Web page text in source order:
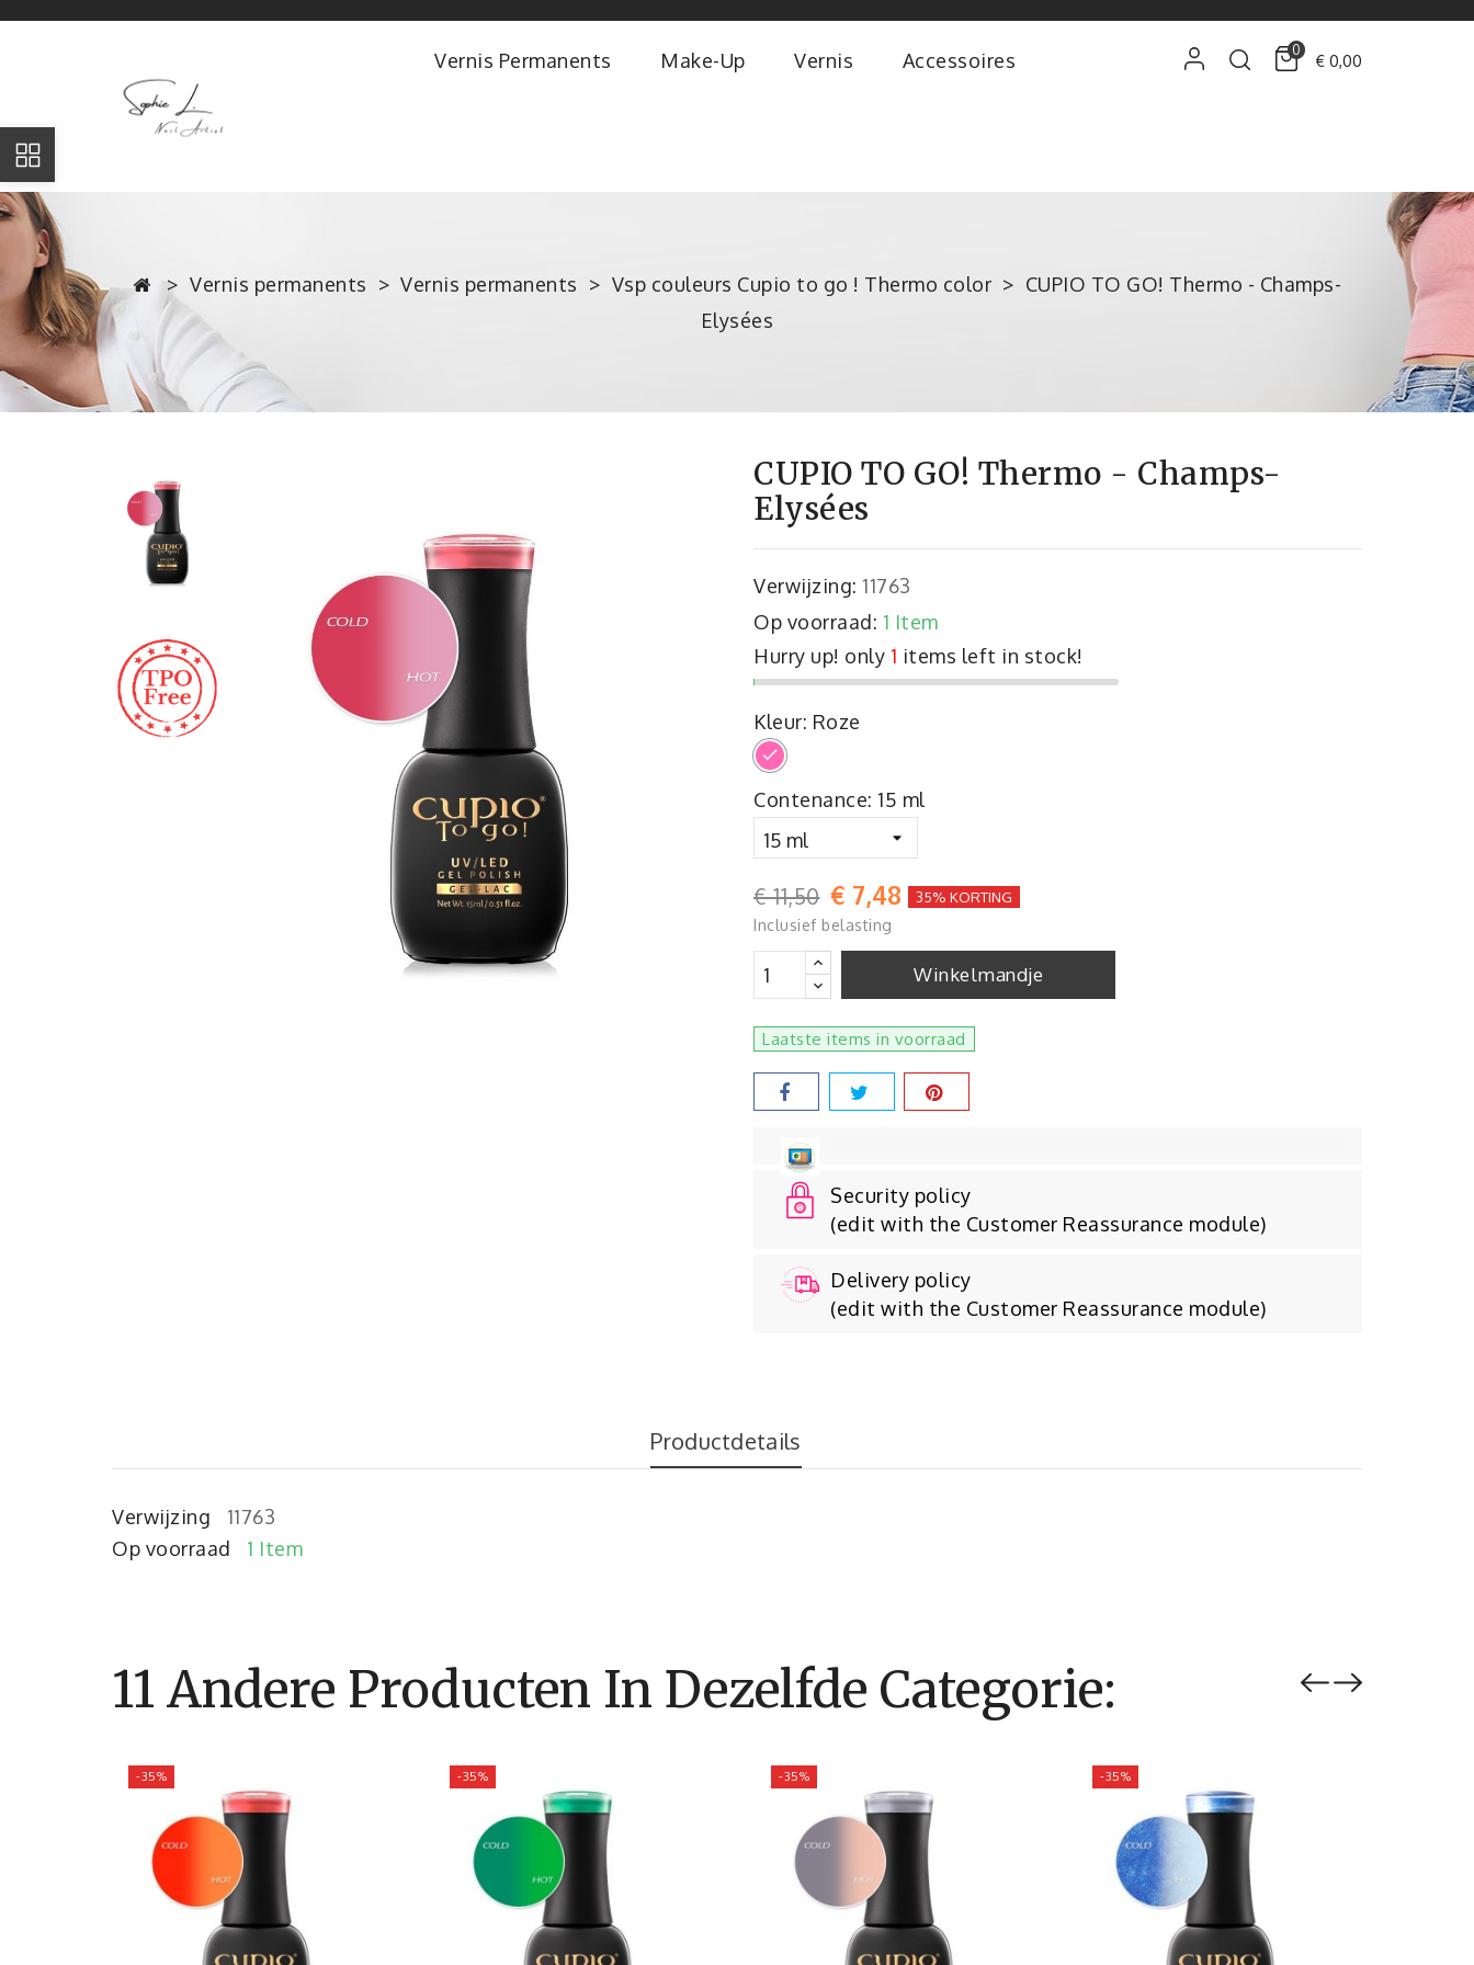
0
€ 0,00
Vernis Permanents Make-Up Vernis Accessoires
Vernis permanents Vernis permanents Vsp couleurs Cupio to go ! Thermo color
CUPIO TO GO! Thermo - Champs-
Elysées
CUPIO TO GO! Thermo - Champs-
Elysées
Verwijzing: 11763
Op voorraad: 1 Item
Hurry up! only 1 items left in stock!
Kleur: Roze
Roze
Contenance: 15 ml
€ 11,50 € 7,48 35% KORTING
Inclusief belasting
Winkelmandje
Laatste items in voorraad
Security policy
(edit with the Customer Reassurance module)
Delivery policy
(edit with the Customer Reassurance module)
Productdetails
Verwijzing
11763
Op voorraad
1 Item
11 Andere Producten In Dezelfde Categorie:
-35% -35% -35% -35%